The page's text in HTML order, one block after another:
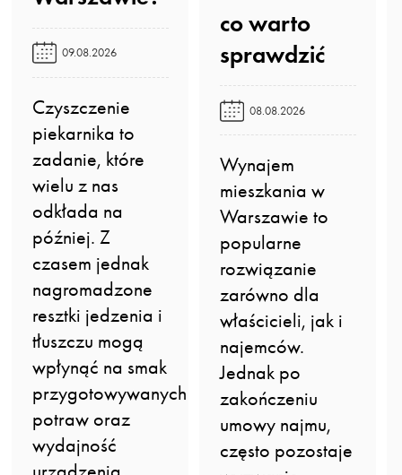
09.08.2026
Czyszczenie
piekarnika to
zadanie, które
wielu z nas
odkłada na
później. Z
czasem jednak
nagromadzone
resztki jedzenia i
tłuszczu mogą
wpłynąć na smak
przygotowywanych
potraw oraz
wydajność
co warto
sprawdzić️
08.08.2026
Wynajem
mieszkania w
Warszawie to
popularne
rozwiązanie
zarówno dla
właścicieli, jak i
najemców.
Jednak po
zakończeniu
umowy najmu,
często pozostaje